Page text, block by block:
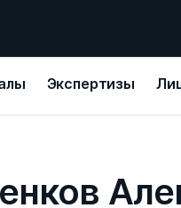
Экспертизы